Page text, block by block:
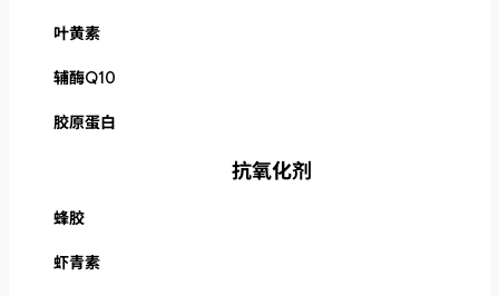
叶黄素
辅酶Q10
胶原蛋白
抗氧化剂
蜂胶
虾青素